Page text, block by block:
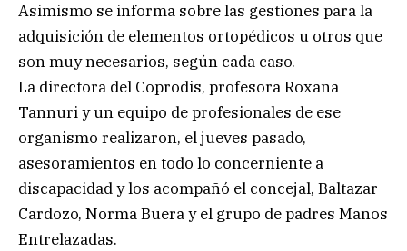
Asimismo se informa sobre las gestiones para la
adquisición de elementos ortopédicos u otros que
son muy necesarios, según cada caso.
La directora del Coprodis, profesora Roxana
Tannuri y un equipo de profesionales de ese
organismo realizaron, el jueves pasado,
asesoramientos en todo lo concerniente a
discapacidad y los acompañó el concejal, Baltazar
Cardozo, Norma Buera y el grupo de padres Manos
Entrelazadas.